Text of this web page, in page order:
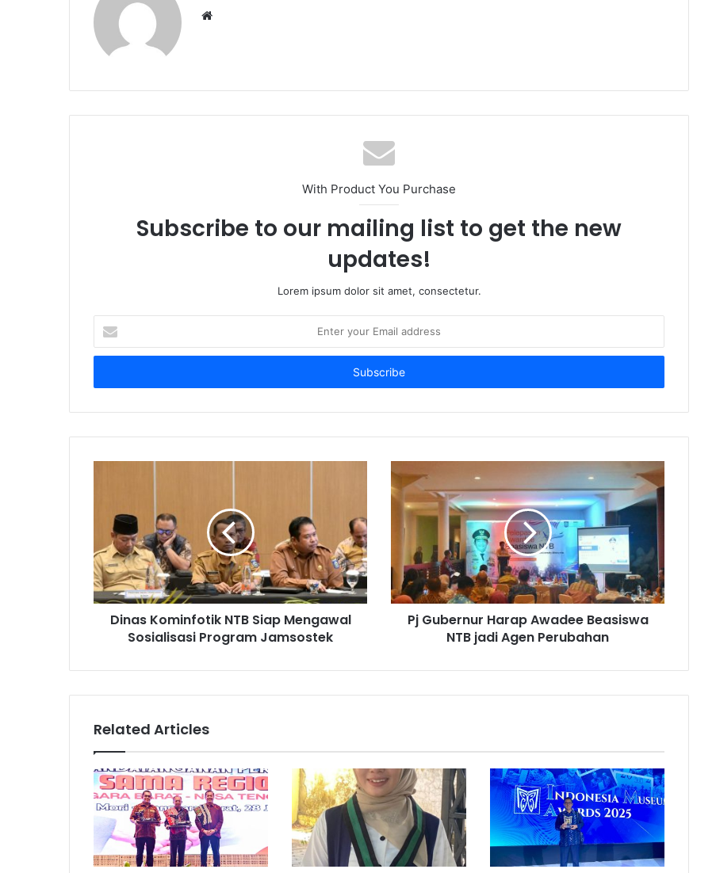
With Product You Purchase
Subscribe to our mailing list to get the new
updates!
Lorem ipsum dolor sit amet, consectetur.
your
Email
Dinas Kominfotik NTB Siap Mengawal
Sosialisasi Program Jamsostek
Pj Gubernur Harap Awadee Beasiswa
NTB jadi Agen Perubahan
Related Articles